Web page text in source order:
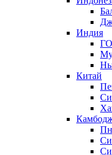
Индия
Китай